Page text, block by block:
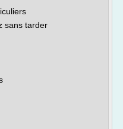
sans tarder